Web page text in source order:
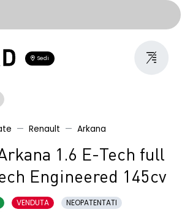
Sedi
Renault Arkana
1.6 E-Tech full
Engineered 145cv
VENDUTA
NEOPATENTATI